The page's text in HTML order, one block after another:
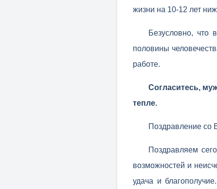
жизни на 10-12 лет
Безусловно, что
половины
работе.
Согласитесь,
тепле.
Поздравление
Поздравляем
возможностей и
удача и